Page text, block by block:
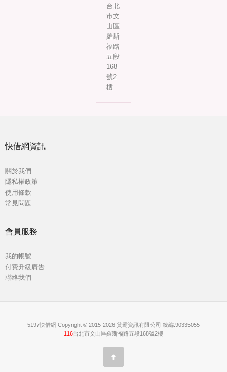
台北
市文
山區
羅斯
福路
五段
168
號2
樓
快借網資訊
關於我們
隱私權政策
使用條款
常見問題
會員服務
我的帳號
付費升級廣告
聯絡我們
5197快借網 Copyright © 2015-2026 貸霸資訊有限公司 統編:90335055
116台北市文山區羅斯福路五段168號2樓